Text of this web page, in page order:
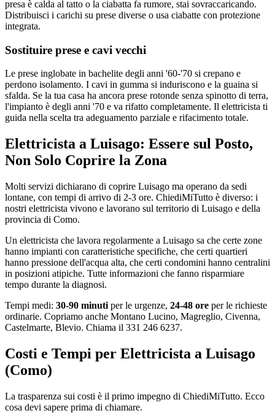
presa è calda al tatto o la ciabatta fa rumore, stai sovraccaricando.
Distribuisci i carichi su prese diverse o usa ciabatte con protezione
integrata.
Sostituire prese e cavi vecchi
Le prese inglobate in bachelite degli anni '60-'70 si crepano e
perdono isolamento. I cavi in gumma si induriscono e la guaina si
sfalda. Se la tua casa ha ancora prese rotonde senza spinotto di terra,
l'impianto è degli anni '70 e va rifatto completamente. Il elettricista ti
guida nella scelta tra adeguamento parziale e rifacimento totale.
Elettricista a Luisago: Essere sul Posto,
Non Solo Coprire la Zona
Molti servizi dichiarano di coprire Luisago ma operano da sedi
lontane, con tempi di arrivo di 2-3 ore. ChiediMiTutto è diverso: i
nostri elettricista vivono e lavorano sul territorio di Luisago e della
provincia di Como.
Un elettricista che lavora regolarmente a Luisago sa che certe zone
hanno impianti con caratteristiche specifiche, che certi quartieri
hanno pressione dell'acqua alta, che certi condomini hanno centralini
in posizioni atipiche. Tutte informazioni che fanno risparmiare
tempo durante la diagnosi.
Tempi medi: 30-90 minuti per le urgenze, 24-48 ore per le richieste
ordinarie. Copriamo anche Montano Lucino, Magreglio, Civenna,
Castelmarte, Blevio. Chiama il 331 246 6237.
Costi e Tempi per Elettricista a Luisago
(Como)
La trasparenza sui costi è il primo impegno di ChiediMiTutto. Ecco
cosa devi sapere prima di chiamare.